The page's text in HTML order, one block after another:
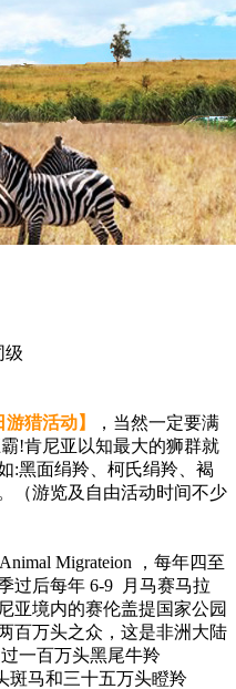
级
猎活动】
，当然一定要满
!肯尼亚以知最大的狮群就
:黑面绢羚、柯氏绢羚、褐
（游览及自由活动时间不少
Migrateion ，每年四至
过后每年 6-9 月马赛马拉
亚境内的赛伦盖提国家公园
百万头之众，这是非洲大陆
一百万头黑尾牛羚
斑马和三十五万头瞪羚